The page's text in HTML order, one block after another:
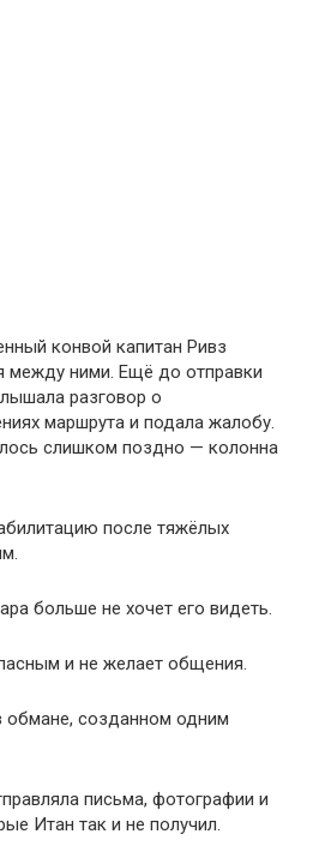
конвой капитан Ривз
между ними. Ещё до отправки
разговор о
маршрута и подала жалобу.
слишком поздно — колонна
после тяжёлых
больше не хочет его видеть.
и не желает общения.
обмане, созданном одним
письма, фотографии и
Итан так и не получил.